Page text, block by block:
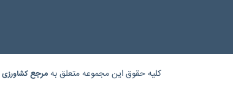
کلیه حقوق این مجموعه متعلق بهمرجعکشاورزی